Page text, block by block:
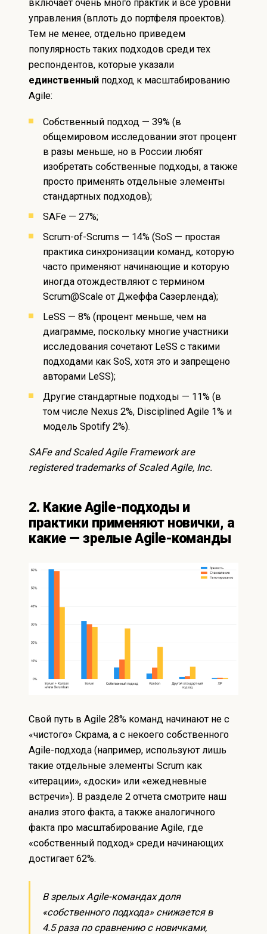
включает очень много практик и все уровни
управления (вплоть до портфеля проектов).
Тем не менее, отдельно приведем
популярность таких подходов среди тех
респондентов, которые указали
единственный подход к масштабированию
Agile:
Собственный подход — 39% (в
общемировом исследовании этот процент
в разы меньше, но в России любят
изобретать собственные подходы, а также
просто применять отдельные элементы
стандартных подходов);
SAFe — 27%;
Scrum-of-Scrums — 14% (SoS — простая
практика синхронизации команд, которую
часто применяют начинающие и которую
иногда отождествляют с термином
Scrum@Scale от Джеффа Сазерленда);
LeSS — 8% (процент меньше, чем на
диаграмме, поскольку многие участники
исследования сочетают LeSS с такими
подходами как SoS, хотя это и запрещено
авторами LeSS);
Другие стандартные подходы — 11% (в
том числе Nexus 2%, Disciplined Agile 1% и
модель Spotify 2%).
SAFe and Scaled Agile Framework are
registered trademarks of Scaled Agile, Inc.
2. Какие Agile-подходы и
практики применяют новички, а
какие — зрелые Agile-команды
Свой путь в Agile 28% команд начинают не с
«чистого» Скрама, а с некоего собственного
Agile-подхода (например, используют лишь
такие отдельные элементы Scrum как
«итерации», «доски» или «ежедневные
встречи»). В разделе 2 отчета смотрите наш
анализ этого факта, а также аналогичного
факта про масштабирование Agile, где
«собственный подход» среди начинающих
достигает 62%.
В зрелых Agile-командах доля
«собственного подхода» снижается в
4.5 раза по сравнению с новичками,